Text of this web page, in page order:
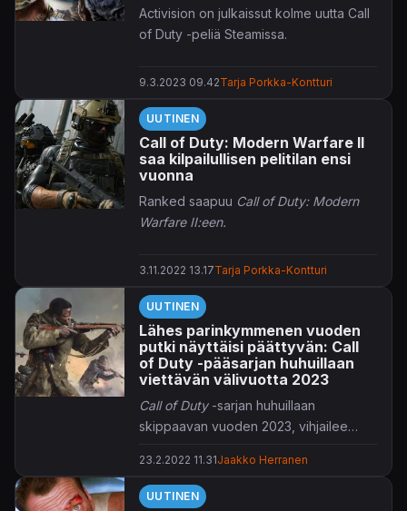
Activision on julkaissut kolme uutta Call
of Duty -peliä Steamissa.
9.3.2023 09.42Tarja Porkka-Kontturi
UUTINEN
Call of Duty: Modern Warfare II
saa kilpailullisen pelitilan ensi
vuonna
Ranked saapuu Call of Duty: Modern
Warfare II:een.
3.11.2022 13.17Tarja Porkka-Kontturi
UUTINEN
Lähes parinkymmenen vuoden
putki näyttäisi päättyvän: Call
of Duty -pääsarjan huhuillaan
viettävän välivuotta 2023
Call of Duty-sarjan huhuillaan
skippaavan vuoden 2023, vihjailee
23.2.2022 11.31Jaakko Herranen
UUTINEN